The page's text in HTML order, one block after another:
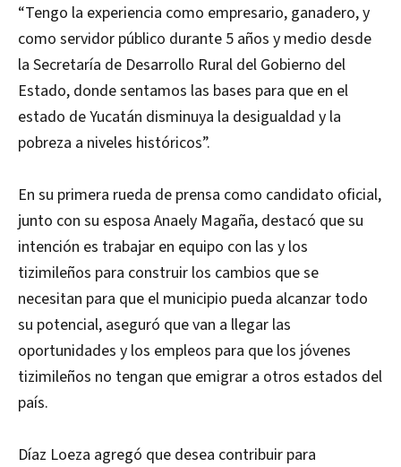
“Tengo la experiencia como empresario, ganadero, y
como servidor público durante 5 años y medio desde
la Secretaría de Desarrollo Rural del Gobierno del
Estado, donde sentamos las bases para que en el
estado de Yucatán disminuya la desigualdad y la
pobreza a niveles históricos”.
En su primera rueda de prensa como candidato oficial,
junto con su esposa Anaely Magaña, destacó que su
intención es trabajar en equipo con las y los
tizimileños para construir los cambios que se
necesitan para que el municipio pueda alcanzar todo
su potencial, aseguró que van a llegar las
oportunidades y los empleos para que los jóvenes
tizimileños no tengan que emigrar a otros estados del
país.
Díaz Loeza agregó que desea contribuir para